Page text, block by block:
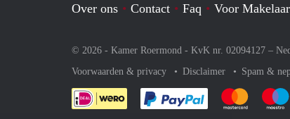
Over ons Contact Faq Voor
© 2026 - Kamer Roermond - KvK nr. 02094127 –
Voorwaarden & privacy
Disclaimer Spam &
Je rekent Je